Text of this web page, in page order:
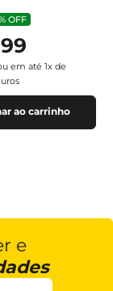
OFF
99
em até 1x de
ao carrinho
e